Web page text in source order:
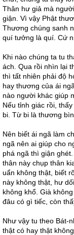
Thân hư giả mà
giận. Vì vậy Phật
Thương chúng sanh
quí tưởng là quí. Cứ
Khi nào chúng ta tu
ách. Qua rồi nhìn lại
thì tất nhiên phải độ
hay thương của ái
nào người khác giúp
Nếu tỉnh giác rồi,
bi. Từ bi là thương
Nên biết ái ngã làm
ngã nên ai giúp cho
phá ngã thì giận
thân này chụp thân
uẩn không thật, biết
này không thật, hư
không khổ. Già
đâu có gì tiếc, còn
Như vậy tu theo Bát-
thật có hay thật